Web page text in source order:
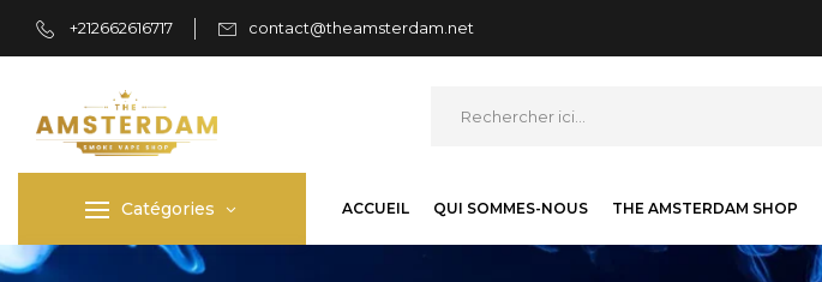
+212662616717 contact@theamsterdam.net
Catégories ACCUEIL QUI SOMMES-NOUS THE AMSTERDAM SHOP